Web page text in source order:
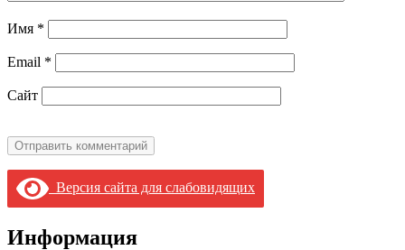
Имя *
Email *
Сайт
Версия сайта для слабовидящих
Информация